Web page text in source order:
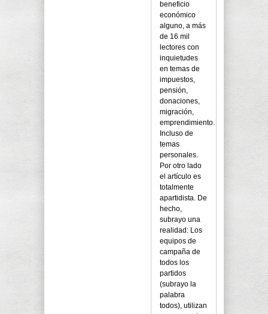
beneficio
económico
alguno, a más
de 16 mil
lectores con
inquietudes
en temas de
impuestos,
pensión,
donaciones,
migración,
emprendimiento…
Incluso de
temas
personales.
Por otro lado
el artículo es
totalmente
apartidista. De
hecho,
subrayo una
realidad: Los
equipos de
campaña de
todos los
partidos
(subrayo la
palabra
todos), utilizan